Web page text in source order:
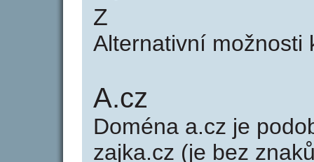
Z
Alternativní možnosti
A.cz
Doména a.cz je
zajka.cz (je bez